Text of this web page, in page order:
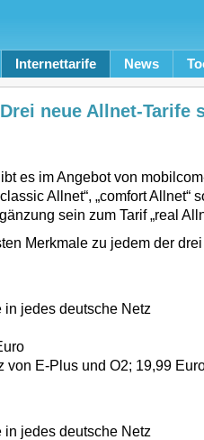
Internettarife News
neue Allnet-Tarife
es im Angebot von
Allnet“, „comfort Allnet“
sein zum Tarif „real
Merkmale zu jedem der
in jedes deutsche Netz
von E-Plus und O2; 19,99
in jedes deutsche Netz